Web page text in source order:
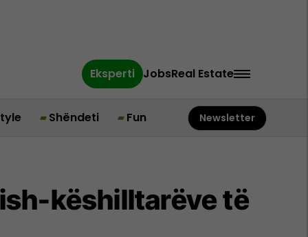
Eksperti JobsReal Estate
Shëndeti Fun Newsletter
këshilltarëve të